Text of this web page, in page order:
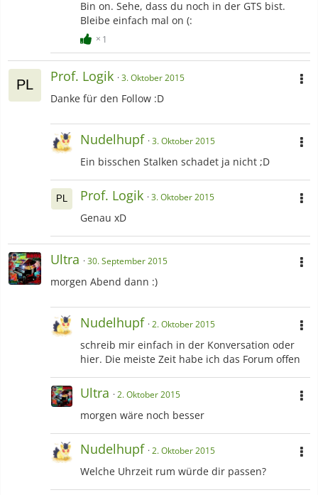
Bin on. Sehe, dass du noch in der GTS bist.
Bleibe einfach mal on (:
1
Prof. Logik 3. Oktober 2015
Danke für den Follow :D
Nudelhupf 3. Oktober 2015
Ein bisschen Stalken schadet ja nicht ;D
Prof. Logik 3. Oktober 2015
Genau xD
Ultra 30. September 2015
morgen Abend dann :)
Nudelhupf 2. Oktober 2015
schreib mir einfach in der Konversation oder
hier. Die meiste Zeit habe ich das Forum offen
Ultra 2. Oktober 2015
morgen wäre noch besser
Nudelhupf 2. Oktober 2015
Welche Uhrzeit rum würde dir passen?